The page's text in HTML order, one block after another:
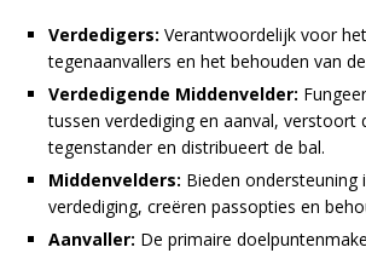
Verdedigers: Verantwoordelijk voor
tegenaanvallers en het behouden van
Verdedigende Middenvelder:
tussen verdediging en aanval, verstoort
tegenstander en distribueert de bal.
Middenvelders: Bieden ondersteuning
verdediging, creëren passopties en
Aanvaller: De primaire